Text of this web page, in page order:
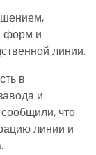
форм и
линии.
в
и
что
линии и